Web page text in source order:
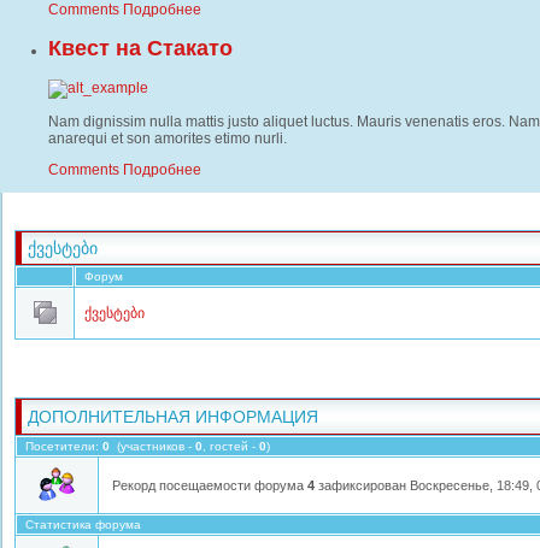
Comments Подробнее
Квест на Стакато
Nam dignissim nulla mattis justo aliquet luctus. Mauris venenatis eros.
anarequi et son amorites etimo nurli.
Comments Подробнее
ᲥᲕᲔᲡᲢᲔᲑᲘ
Форум
ქვესტები
ДОПОЛНИТЕЛЬНАЯ ИНФОРМАЦИЯ
Посетители: 0 (участников - 0 , гостей - 0)
Рекорд посещаемости форума 4 зафиксирован Воскресенье, 18:49,
Статистика форума